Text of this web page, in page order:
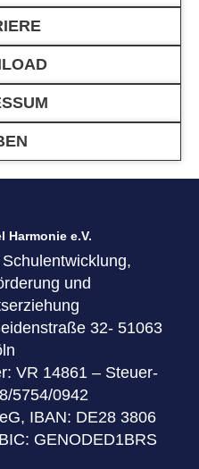
Harmonie e.V.
und
32- 51063
VR 14861 – Steuer-
5754/0942
IBAN: DE28 3806
GENODED1BRS